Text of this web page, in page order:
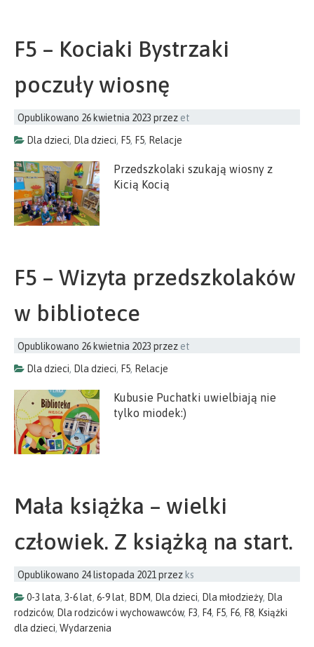
F5 – Kociaki Bystrzaki
poczuły wiosnę
Opublikowano 26 kwietnia 2023 przez et
Dla dzieci, Dla dzieci, F5, F5, Relacje
Przedszkolaki szukają wiosny z
Kicią Kocią
F5 – Wizyta przedszkolaków
w bibliotece
Opublikowano 26 kwietnia 2023 przez et
Dla dzieci, Dla dzieci, F5, Relacje
Kubusie Puchatki uwielbiają nie
tylko miodek:)
Mała książka – wielki
człowiek. Z książką na start.
Opublikowano 24 listopada 2021 przez ks
0-3 lata, 3-6 lat, 6-9 lat, BDM, Dla dzieci, Dla młodzieży, Dla
rodziców, Dla rodziców i wychowawców, F3, F4, F5, F6, F8, Książki
dla dzieci, Wydarzenia